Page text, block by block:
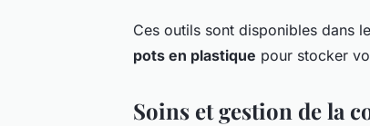
Ces outils sont disponibles dans
pots en plastique pour stocker
Soins et gestion de la